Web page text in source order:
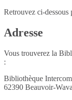
Retrouvez ci-
Adresse
Vous trouverez la
:
Bibliothèque
62390 Beauvoir-